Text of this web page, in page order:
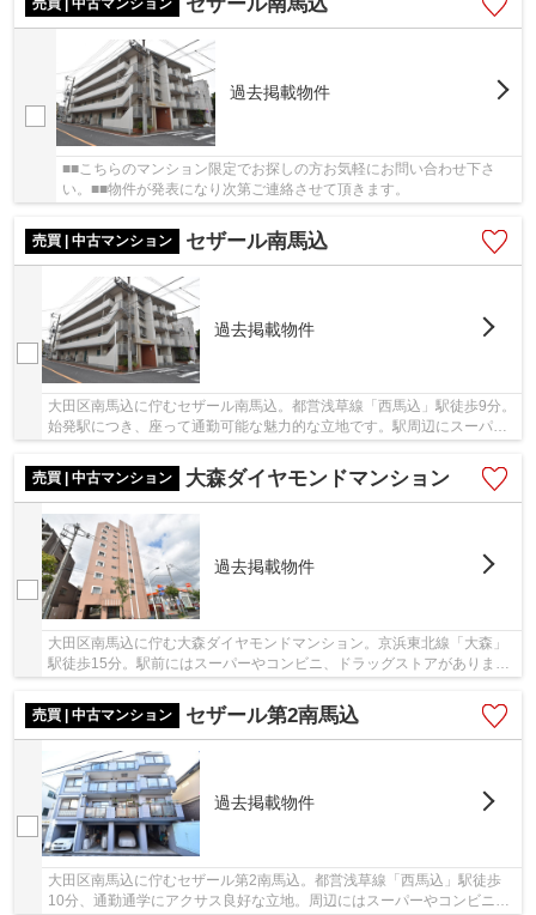
売買 | 中古マンション セザール南馬込
過去掲載物件
■■こちらのマンション限定でお探しの方お気軽にお問い合わせ下さ
い。■■物件が発表になり次第ご連絡させて頂きます。
売買 | 中古マンション セザール南馬込
過去掲載物件
大田区南馬込に佇むセザール南馬込。都営浅草線「西馬込」駅徒歩9分。
始発駅につき、座って通勤可能な魅力的な立地です。駅周辺にスーパー
売買 | 中古マンション
大森ダイヤモンドマンション
過去掲載物件
大田区南馬込に佇む大森ダイヤモンドマンション。京浜東北線「大森」
駅徒歩15分。駅前にはスーパーやコンビニ、ドラッグストアがありま
売買 | 中古マンション
セザール第2南馬込
過去掲載物件
大田区南馬込に佇むセザール第2南馬込。都営浅草線「西馬込」駅徒歩
10分、通勤通学にアクサス良好な立地。周辺にはスーパーやコンビニな